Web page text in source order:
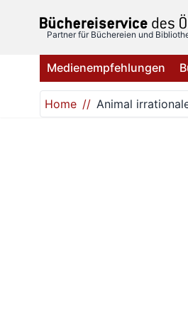
Partner für Büchereien und
Medienempfehlungen
Home Animal